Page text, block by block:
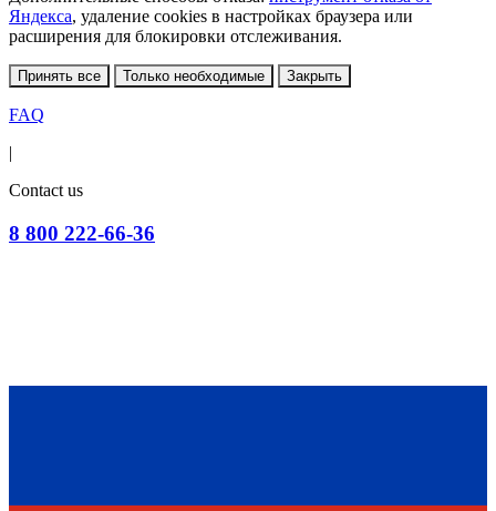
Яндекса, удаление cookies в настройках браузера или
расширения для блокировки отслеживания.
Принять все Только необходимые Закрыть
FAQ
|
Contact us
8 800 222-66-36